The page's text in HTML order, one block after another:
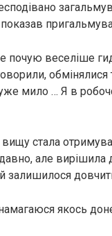
веселіше
мило … Я в
стала
але вирішила
залишилося
якось